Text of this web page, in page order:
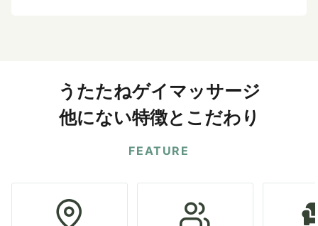
うたたねゲイマッサージ
他にない特徴とこだわり
FEATURE